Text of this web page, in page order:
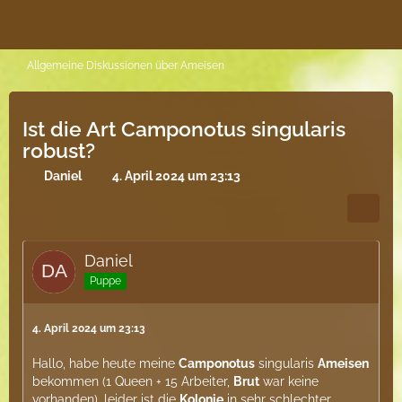
Allgemeine Diskussionen über Ameisen
Ist die Art Camponotus singularis
robust?
Daniel 4. April 2024 um 23:13
Daniel
Puppe
4. April 2024 um 23:13
Hallo, habe heute meine Camponotus singularis Ameisen
bekommen (1 Queen + 15 Arbeiter, Brut war keine